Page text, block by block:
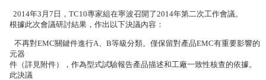
2014年3 月 7 日， TC10專家組在寧波召開了2014年第二次工作會議。
根據此次會議研討結果，作出以下決議內容 ：
不再對EMC關鍵件進行A B等級分類。僅保留對產品EMC有重要影響的
元器
件（詳見附件），作為型式試驗報告產品描述和工廠一致性核查的依據。
此決議